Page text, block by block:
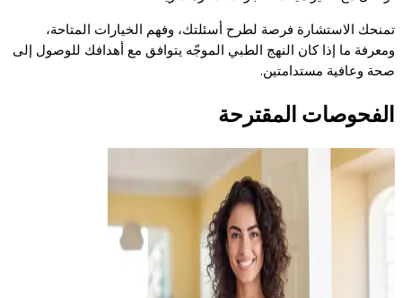
تمنحك الاستشارة فرصة لطرح أسئلتك، وفهم الخيارات المتاحة،
ومعرفة ما إذا كان النهج الطبي الموجّه يتوافق مع أهدافك للوصول إلى
صحة وعافية مستدامتين.
الفحوصات المقترحة